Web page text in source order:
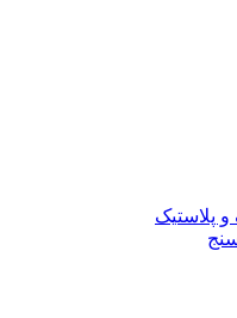
پلاستیک